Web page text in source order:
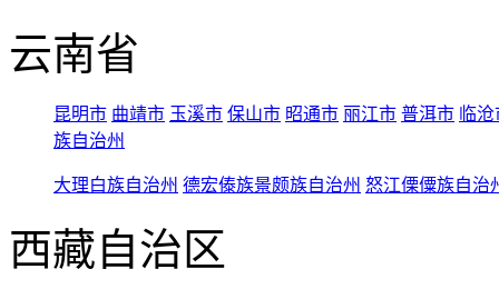
云南省
昆明市 曲靖市 玉溪市 保山市 昭通市 丽江市 普洱市 临
族自治州
大理白族自治州 德宏傣族景颇族自治州 怒江傈僳族自治
西藏自治区